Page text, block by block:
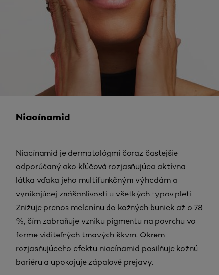
Niacínamid
Niacínamid je dermatológmi čoraz častejšie
odporúčaný ako kľúčová rozjasňujúca aktívna
látka vďaka jeho multifunkčným výhodám a
vynikajúcej znášanlivosti u všetkých typov pleti.
Znižuje prenos melanínu do kožných buniek až o 78
%, čím zabraňuje vzniku pigmentu na povrchu vo
forme viditeľných tmavých škvŕn. Okrem
rozjasňujúceho efektu niacínamid posilňuje kožnú
bariéru a upokojuje zápalové prejavy.